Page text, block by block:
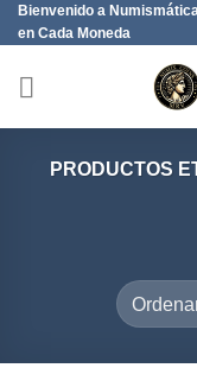
Saltar
al
contenido
Bienvenido a
en Cada Moneda
PRODUCTOS